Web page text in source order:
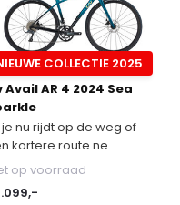
COLLECTIE 2025
Avail AR 4 2024 Sea
je nu rijdt op de weg of
kortere route ne...
op voorraad